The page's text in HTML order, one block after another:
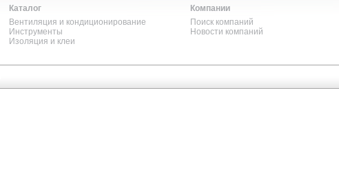
Каталог
Вентиляция и кондиционирование
Инструменты
Изоляция и клеи
Компании
Поиск компаний
Новости компаний